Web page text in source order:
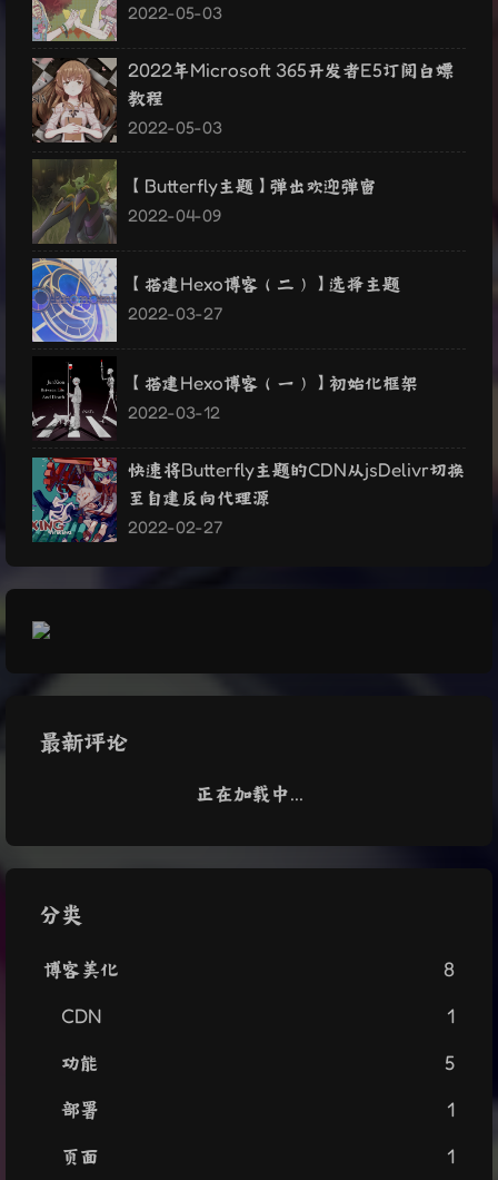
2022-05-03
2022年Microsoft 365开发者E5订阅白嫖
教程
2022-05-03
【Butterfly主题】弹出欢迎弹窗
2022-04-09
【搭建Hexo博客（二）】选择主题
2022-03-27
【搭建Hexo博客（一）】初始化框架
2022-03-12
快速将Butterfly主题的CDN从jsDelivr切换
至自建反向代理源
2022-02-27
最新评论
正在加载中...
分类
博客美化
8
CDN
1
功能
5
部署
1
页面
1